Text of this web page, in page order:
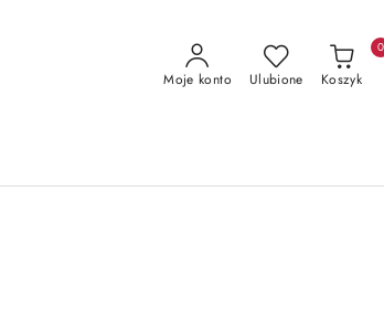
Moje konto Ulubione Koszyk
0